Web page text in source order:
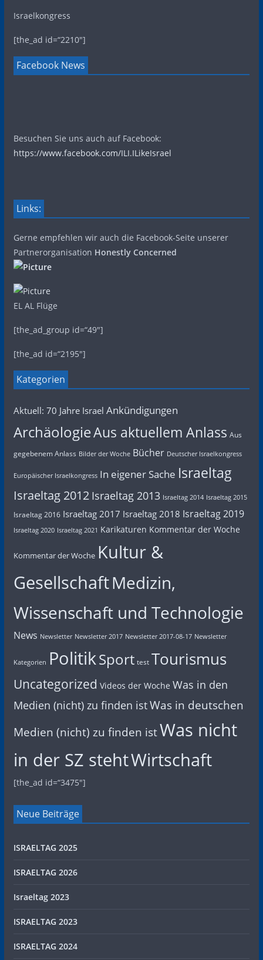
Israelkongress
[the_ad id=“2210″]
Facebook News
Besuchen Sie uns auch auf Facebook:
https://www.facebook.com/ILI.ILikeIsrael
Links:
Gerne empfehlen wir auch die Facebook-Seite unserer
Partnerorganisation Honestly Concerned
EL AL Flüge
[the_ad_group id=“49″]
[the_ad id=“2195″]
Kategorien
Aktuell: 70 Jahre Israel Ankündigungen
ArchäologieAus aktuellem Anlass Aus
gegebenem Anlass Bilder der Woche Bücher Deutscher Israelkongress
Europäischer Israelkongress In eigener Sache Israeltag
Israeltag 2012 Israeltag 2013 Israeltag 2014 Israeltag 2015
Israeltag 2016 Israeltag 2017 Israeltag 2018 Israeltag 2019
Israeltag 2020 Israeltag 2021 Karikaturen Kommentar der Woche
Kommentar der Woche Kultur &
GesellschaftMedizin,
Wissenschaft und Technologie
News Newsletter Newsletter 2017 Newsletter 2017-08-17 Newsletter
Kategorien PolitikSport test Tourismus
Uncategorized Videos der Woche Was in den
Medien (nicht) zu finden istWas in deutschen
Medien (nicht) zu finden istWas nicht
in der SZ stehtWirtschaft
[the_ad id=“3475″]
Neue Beiträge
ISRAELTAG 2025
ISRAELTAG 2026
Israeltag 2023
ISRAELTAG 2023
ISRAELTAG 2024